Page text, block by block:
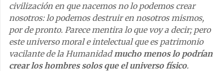
civilización en que nacemos no lo podemos crear
nosotros: lo podemos destruir en nosotros mismos,
por de pronto. Parece mentira lo que voy a decir; pero
este universo moral e intelectual que es patrimonio
vacilante de la Humanidad mucho menos lo podrían
crear los hombres solos que el universo físico.